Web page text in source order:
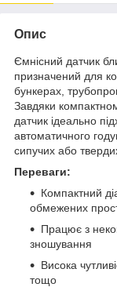
Опис
Ємнісний датчик
призначений для
бункерах,
Завдяки
датчик ідеально
автоматичного
сипучих або
Переваги:
Компактний
обмежених
Працює з
зношування
Висока
тощо